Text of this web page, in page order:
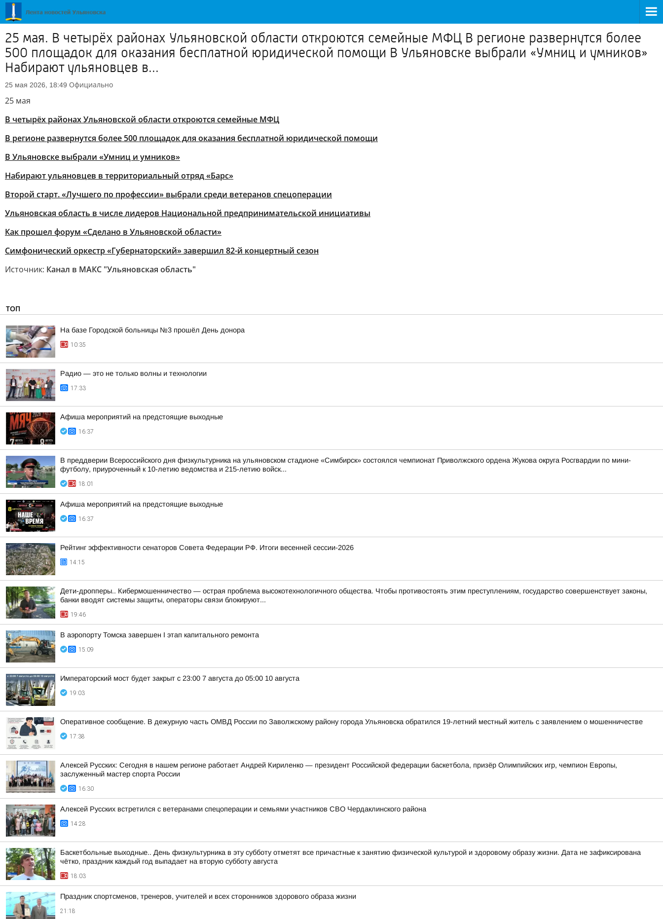
25 мая. В четырёх районах Ульяновской области откроются семейные МФЦ В регионе развернутся более
500 площадок для оказания бесплатной юридической помощи В Ульяновске выбрали «Умниц и умников»
Набирают ульяновцев в...
25 мая 2026, 18:49 Официально
25 мая
В четырёх районах Ульяновской области откроются семейные МФЦ
В регионе развернутся более 500 площадок для оказания бесплатной юридической помощи
В Ульяновске выбрали «Умниц и умников»
Набирают ульяновцев в территориальный отряд «Барс»
Второй старт. «Лучшего по профессии» выбрали среди ветеранов спецоперации
Ульяновская область в числе лидеров Национальной предпринимательской инициативы
Как прошел форум «Сделано в Ульяновской области»
Симфонический оркестр «Губернаторский» завершил 82-й концертный сезон
Источник: Канал в МАКС "Ульяновская область"
ТОП
На базе Городской больницы №3 прошёл День донора
10:35
Радио — это не только волны и технологии
17:33
Афиша мероприятий на предстоящие выходные
16:37
В преддверии Всероссийского дня физкультурника на ульяновском стадионе «Симбирск» состоялся чемпионат Приволжского ордена Жукова округа Росгвардии по мини-
футболу, приуроченный к 10-летию ведомства и 215-летию войск...
18:01
Афиша мероприятий на предстоящие выходные
16:37
Рейтинг эффективности сенаторов Совета Федерации РФ. Итоги весенней сессии-2026
14:15
Дети-дропперы.. Кибермошенничество — острая проблема высокотехнологичного общества. Чтобы противостоять этим преступлениям, государство совершенствует законы,
банки вводят системы защиты, операторы связи блокируют...
19:46
В аэропорту Томска завершен I этап капитального ремонта
15:09
Императорский мост будет закрыт с 23:00 7 августа до 05:00 10 августа
19:03
Оперативное сообщение. В дежурную часть ОМВД России по Заволжскому району города Ульяновска обратился 19-летний местный житель с заявлением о мошенничестве
17:38
Алексей Русских: Сегодня в нашем регионе работает Андрей Кириленко — президент Российской федерации баскетбола, призёр Олимпийских игр, чемпион Европы,
заслуженный мастер спорта России
16:30
Алексей Русских встретился с ветеранами спецоперации и семьями участников СВО Чердаклинского района
14:28
Баскетбольные выходные.. День физкультурника в эту субботу отметят все причастные к занятию физической культурой и здоровому образу жизни. Дата не зафиксирована
чётко, праздник каждый год выпадает на вторую субботу августа
18:03
Праздник спортсменов, тренеров, учителей и всех сторонников здорового образа жизни
21:18